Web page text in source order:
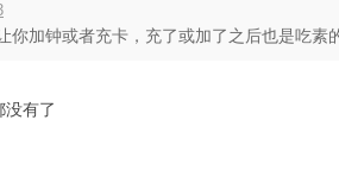
你加钟或者充卡，充了或加了之后也是吃素
有了